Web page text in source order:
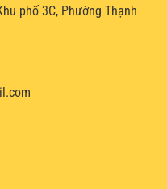
phố 3C, Phường Thạnh